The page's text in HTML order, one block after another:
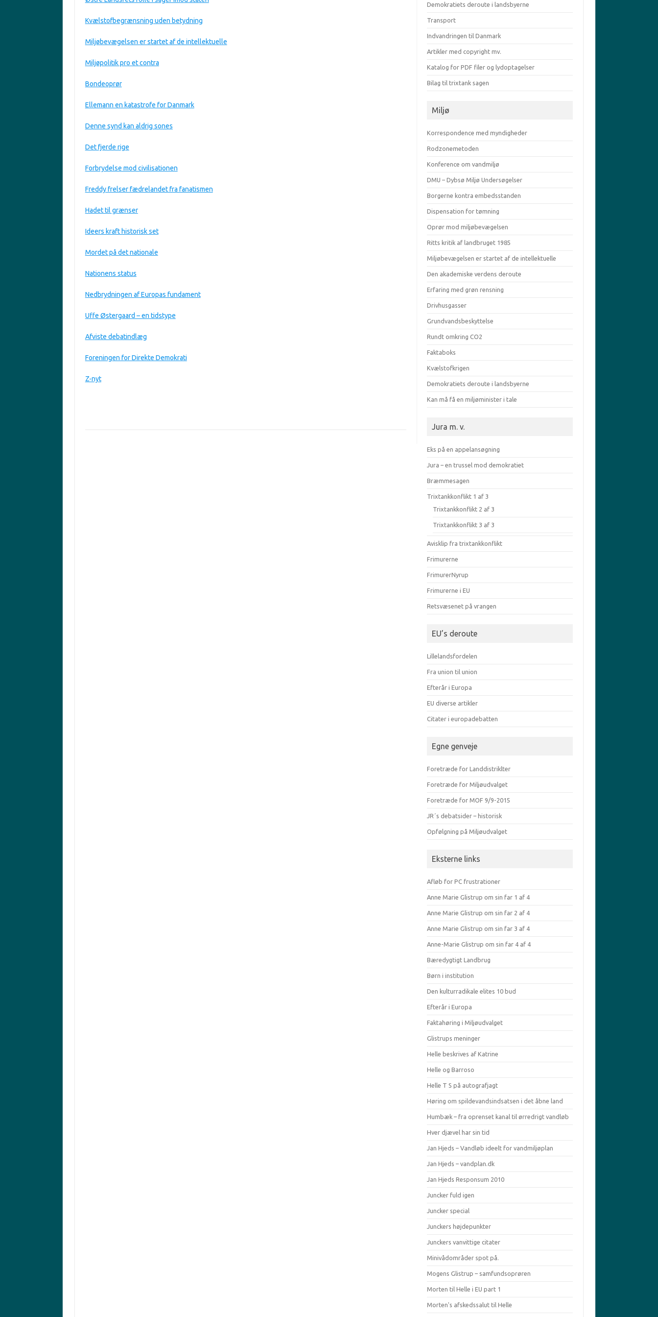
Kvælstofbegrænsning uden betydning
Miljøbevægelsen er startet af de intellektuelle
Miljøpolitik pro et contra
Bondeoprør
Ellemann en katastrofe for Danmark
Denne synd kan aldrig sones
Det fjerde rige
Forbrydelse mod civilisationen
Freddy frelser fædrelandet fra fanatismen
Hadet til grænser
Ideers kraft historisk set
Mordet på det nationale
Nationens status
Nedbrydningen af Europas fundament
Uffe Østergaard – en tidstype
Afviste debatindlæg
Foreningen for Direkte Demokrati
Z-nyt
Demokratiets deroute i landsbyerne
Transport
Indvandringen til Danmark
Artikler med copyright mv.
Katalog for PDF filer og lydoptagelser
Bilag til trixtank sagen
Miljø
Korrespondence med myndigheder
Rodzonemetoden
Konference om vandmiljø
DMU – Dybsø Miljø Undersøgelser
Borgerne kontra embedsstanden
Dispensation for tømning
Oprør mod miljøbevægelsen
Ritts kritik af landbruget 1985
Miljøbevægelsen er startet af de intellektuelle
Den akademiske verdens deroute
Erfaring med grøn rensning
Drivhusgasser
Grundvandsbeskyttelse
Rundt omkring CO2
Faktaboks
Kvælstofkrigen
Demokratiets deroute i landsbyerne
Kan må få en miljøminister i tale
Jura m. v.
Eks på en appelansøgning
Jura – en trussel mod demokratiet
Bræmmesagen
Trixtankkonflikt 1 af 3
Trixtankkonflikt 2 af 3
Trixtankkonflikt 3 af 3
Avisklip fra trixtankkonflikt
Frimurerne
FrimurerNyrup
Frimurerne i EU
Retsvæsenet på vrangen
EU’s deroute
Lillelandsfordelen
Fra union til union
Efterår i Europa
EU diverse artikler
Citater i europadebatten
Egne genveje
Foretræde for Landdistriklter
Foretræde for Miljøudvalget
Foretræde for MOF 9/9-2015
JR´s debatsider – historisk
Opfølgning på Miljøudvalget
Eksterne links
Afløb for PC frustrationer
Anne Marie Glistrup om sin far 1 af 4
Anne Marie Glistrup om sin far 2 af 4
Anne Marie Glistrup om sin far 3 af 4
Anne-Marie Glistrup om sin far 4 af 4
Bæredygtigt Landbrug
Børn i institution
Den kulturradikale elites 10 bud
Efterår i Europa
Faktahøring i Miljøudvalget
Glistrups meninger
Helle beskrives af Katrine
Helle og Barroso
Helle T S på autografjagt
Høring om spildevandsindsatsen i det åbne land
Humbæk – fra oprenset kanal til ørredrigt vandløb
Hver djævel har sin tid
Jan Hjeds – Vandløb ideelt for vandmiljøplan
Jan Hjeds – vandplan.dk
Jan Hjeds Responsum 2010
Juncker fuld igen
Juncker special
Junckers højdepunkter
Junckers vanvittige citater
Minivådområder spot på.
Mogens Glistrup – samfundsoprøren
Morten til Helle i EU part 1
Morten's afskedssalut til Helle